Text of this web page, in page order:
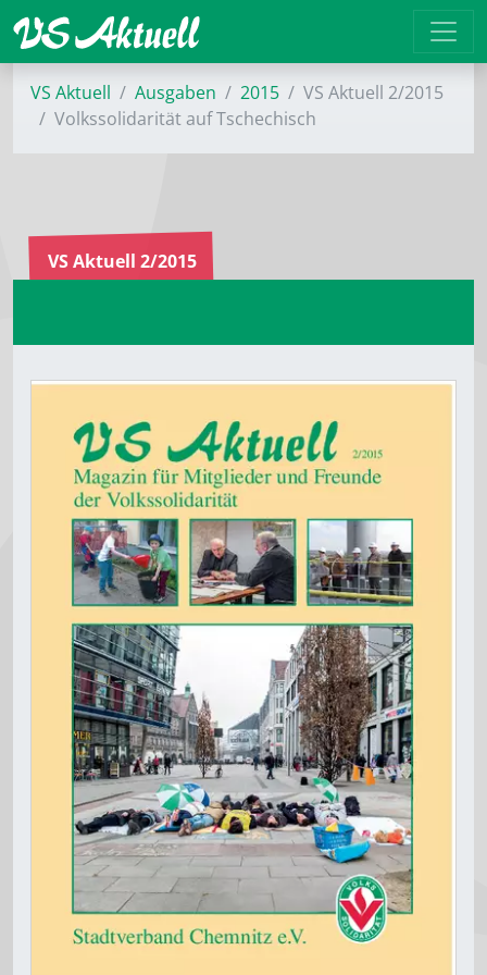
VS Aktuell Ausgaben 2015
VS Aktuell 2/2015
Volkssolidarität auf Tschechisch
VS Aktuell 2/2015